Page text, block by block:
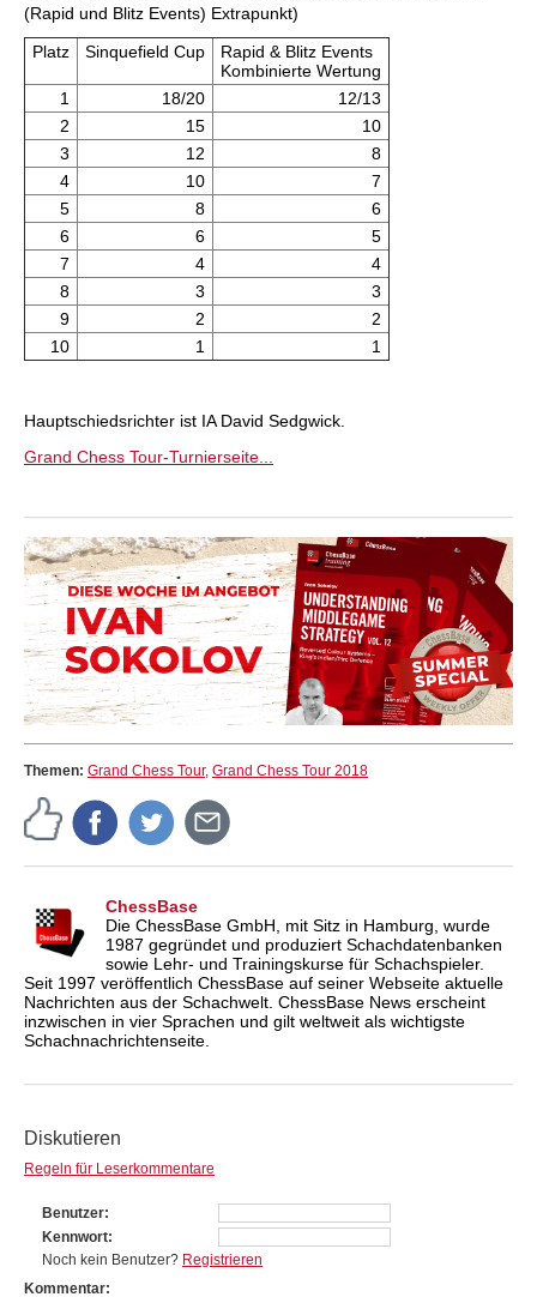
(Rapid und Blitz Events) Extrapunkt)
Platz
Sinquefield Cup
Rapid & Blitz Events
Kombinierte Wertung
1
18/20
12/13
2
15
10
3
12
8
4
10
7
5
8
6
6
6
5
7
4
4
8
3
3
9
2
2
10
1 1
Hauptschiedsrichter ist IA David Sedgwick.
Grand Chess Tour-Turnierseite...
Themen: Grand Chess Tour, Grand Chess Tour 2018
ChessBase
Die ChessBase GmbH, mit Sitz in Hamburg, wurde
1987 gegründet und produziert Schachdatenbanken
sowie Lehr- und Trainingskurse für Schachspieler.
Seit 1997 veröffentlich ChessBase auf seiner Webseite aktuelle
Nachrichten aus der Schachwelt. ChessBase News erscheint
inzwischen in vier Sprachen und gilt weltweit als wichtigste
Schachnachrichtenseite.
Diskutieren
Regeln für Leserkommentare
Benutzer
Kennwort
Noch kein Benutzer? Registrieren
Kommentar